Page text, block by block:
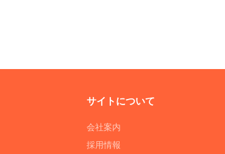
サイトについて
会社案内
採用情報